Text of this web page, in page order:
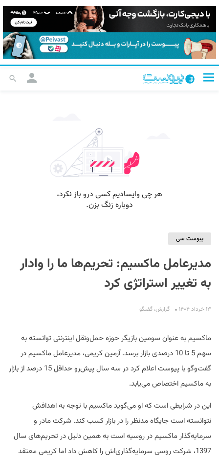
پیوست سی
مدیرعامل ماکسیم: تحریم‌ها ما را وادار
به تغییر استراتژی کرد
۱۳ خرداد ۱۴۰۴ گزارش، گفتگو
ماکسیم به عنوان سومین بازیگر حوزه حمل‌و‌نقل اینترنتی توانسته به
سهم 5 تا 10 درصدی بازار برسد. آرمین کریمی، مدیرعامل ماکسیم در
گفت‌وگو با پیوست اعلام کرد در سه سال پیش‌رو حداقل 15 درصد از بازار
به ماکسیم اختصاص می‌یابد.
این در شرایطی است که او می‌گوید ماکسیم با توجه به اهدافش
نتوانسته‌ است جایگاه مدنظر را در بازار کسب کند. شرکت مادر و
سرمایه‌گذار ماکسیم در روسیه است به همین دلیل در تحریم‌های سال
1397، شرکت روسی سرمایه‌گذاری‌اش را کاهش داد اما کریمی معتقد